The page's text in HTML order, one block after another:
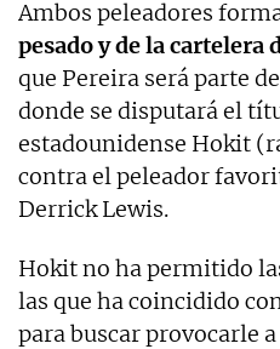
Ambos peleadores
pesado y de la cartelera
que Pereira será parte
donde se disputará el
estadounidense Hokit
contra el peleador
Derrick Lewis.
Hokit no ha permitido
las que ha coincidido
para buscar provocarle